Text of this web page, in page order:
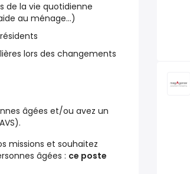
de la vie quotidienne
au ménage…)
lors des changements
âgées et/ou avez un
missions et souhaitez
âgées : ce poste